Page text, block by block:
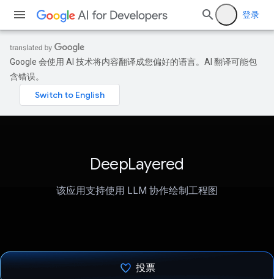
登录
Google 会使用 AI 技术将内容翻译成您偏好的语言。AI 翻译可能包
含错误。
DeepLayered
该应用支持使用 LLM 协作绘制工程图
投票